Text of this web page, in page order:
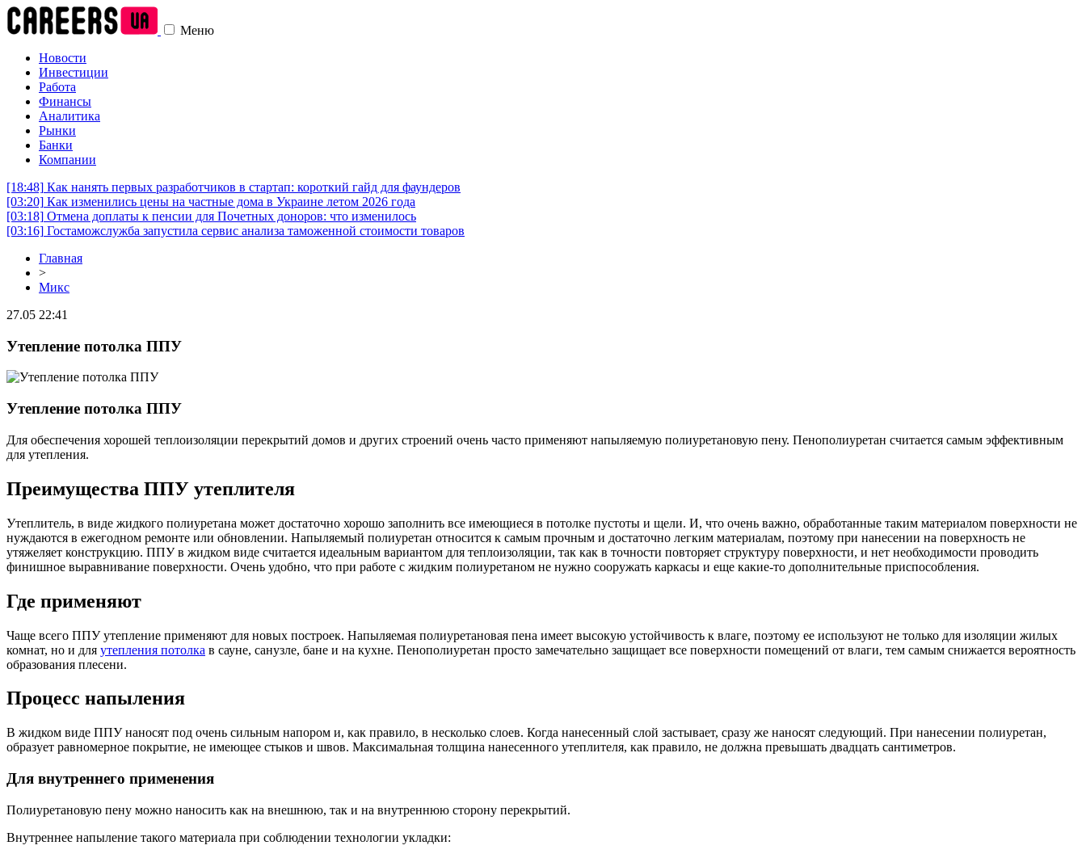
Меню
Новости
Инвестиции
Работа
Финансы
Аналитика
Рынки
Банки
Компании
[18:48] Как нанять первых разработчиков в стартап: короткий гайд для фаундеров
[03:20] Как изменились цены на частные дома в Украине летом 2026 года
[03:18] Отмена доплаты к пенсии для Почетных доноров: что изменилось
[03:16] Гостаможслужба запустила сервис анализа таможенной стоимости товаров
Главная
>
Микс
27.05 22:41
Утепление потолка ППУ
Утепление потолка ППУ
Для обеспечения хорошей теплоизоляции перекрытий домов и других строений очень часто применяют напыляемую полиуретановую пену. Пенополиуретан считается самым эффективным
для утепления.
Преимущества ППУ утеплителя
Утеплитель, в виде жидкого полиуретана может достаточно хорошо заполнить все имеющиеся в потолке пустоты и щели. И, что очень важно, обработанные таким материалом поверхности не
нуждаются в ежегодном ремонте или обновлении. Напыляемый полиуретан относится к самым прочным и достаточно легким материалам, поэтому при нанесении на поверхность не
утяжеляет конструкцию. ППУ в жидком виде считается идеальным вариантом для теплоизоляции, так как в точности повторяет структуру поверхности, и нет необходимости проводить
финишное выравнивание поверхности. Очень удобно, что при работе с жидким полиуретаном не нужно сооружать каркасы и еще какие-то дополнительные приспособления.
Где применяют
Чаще всего ППУ утепление применяют для новых построек. Напыляемая полиуретановая пена имеет высокую устойчивость к влаге, поэтому ее используют не только для изоляции жилых
комнат, но и для утепления потолка в сауне, санузле, бане и на кухне. Пенополиуретан просто замечательно защищает все поверхности помещений от влаги, тем самым снижается вероятность
образования плесени.
Процесс напыления
В жидком виде ППУ наносят под очень сильным напором и, как правило, в несколько слоев. Когда нанесенный слой застывает, сразу же наносят следующий. При нанесении полиуретан,
образует равномерное покрытие, не имеющее стыков и швов. Максимальная толщина нанесенного утеплителя, как правило, не должна превышать двадцать сантиметров.
Для внутреннего применения
Полиуретановую пену можно наносить как на внешнюю, так и на внутреннюю сторону перекрытий.
Внутреннее напыление такого материала при соблюдении технологии укладки: